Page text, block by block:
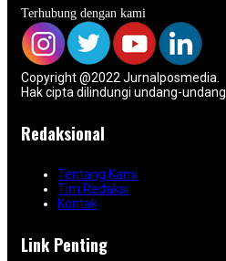
Terhubung dengan kami
Copyright @2022 Jurnalposmedia.
Hak cipta dilindungi undang-undang
Redaksional
Tentang Kami
Tim Redaksi
Kontak
Link Penting